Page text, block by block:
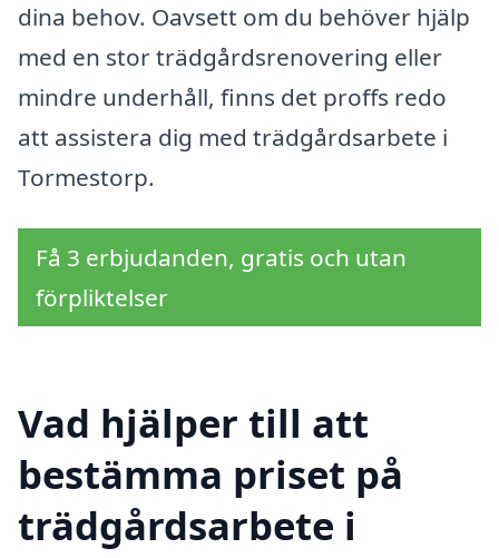
dina behov. Oavsett om du behöver hjälp
med en stor trädgårdsrenovering eller
mindre underhåll, finns det proffs redo
att assistera dig med trädgårdsarbete i
Tormestorp.
Få 3 erbjudanden, gratis och utan
förpliktelser
Vad hjälper till att
bestämma priset på
trädgårdsarbete i